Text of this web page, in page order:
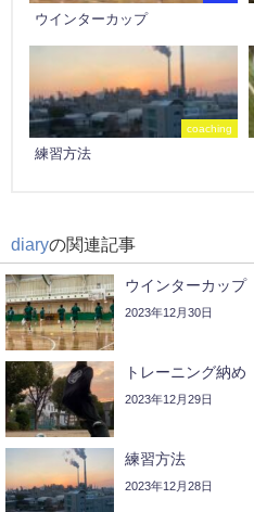
ウインターカップ
coaching
練習方法
diaryの関連記事
ウインターカップ
2023年12月30日
トレーニング納め
2023年12月29日
練習方法
2023年12月28日